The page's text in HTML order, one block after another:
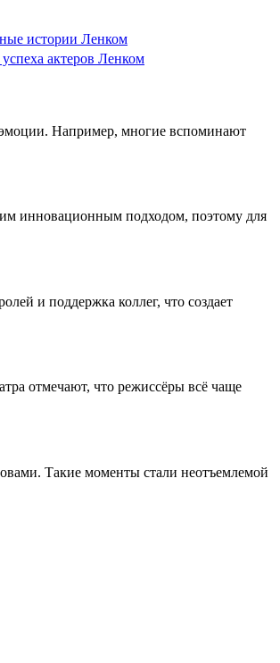
истории Ленком
актеров Ленком
эмоции. Например, многие вспоминают
инновационным подходом, поэтому для
и поддержка коллег, что создает
отмечают, что режиссёры всё чаще
Такие моменты стали неотъемлемой